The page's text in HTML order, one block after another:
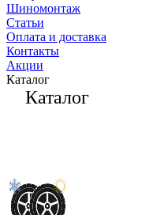
Шиномонтаж
Статьи
Оплата и доставка
Контакты
Акции
Каталог
Каталог